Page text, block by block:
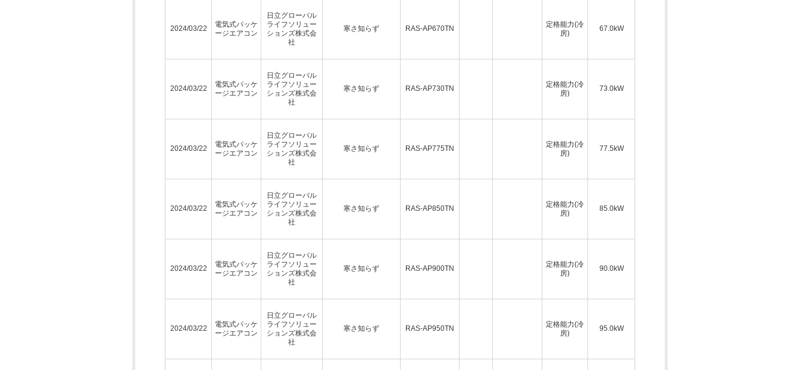
2024/03/22
電気式パッケ
ージエアコン
日立グローバル
ライフソリュー
ションズ株式会
社
寒さ知らず RAS-AP670TN
定格能力(冷
房)
67.0kW
2024/03/22
電気式パッケ
ージエアコン
日立グローバル
ライフソリュー
ションズ株式会
社
寒さ知らず RAS-AP730TN
定格能力(冷
房)
73.0kW
2024/03/22
電気式パッケ
ージエアコン
日立グローバル
ライフソリュー
ションズ株式会
社
寒さ知らず RAS-AP775TN
定格能力(冷
房)
77.5kW
2024/03/22
電気式パッケ
ージエアコン
日立グローバル
ライフソリュー
ションズ株式会
社
寒さ知らず RAS-AP850TN
定格能力(冷
房)
85.0kW
2024/03/22
電気式パッケ
ージエアコン
日立グローバル
ライフソリュー
ションズ株式会
社
寒さ知らず RAS-AP900TN
定格能力(冷
房)
90.0kW
2024/03/22
電気式パッケ
ージエアコン
日立グローバル
ライフソリュー
ションズ株式会
社
寒さ知らず RAS-AP950TN
定格能力(冷
房)
95.0kW